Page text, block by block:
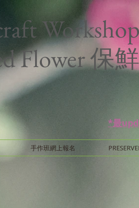
Flower 保
*最
手作班網上報名